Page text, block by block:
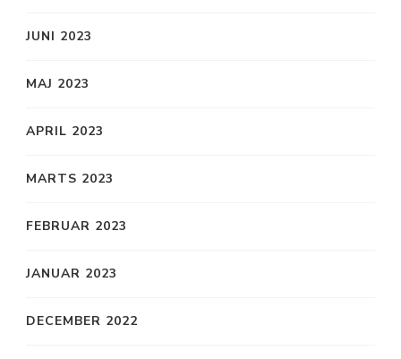
JUNI 2023
MAJ 2023
APRIL 2023
MARTS 2023
FEBRUAR 2023
JANUAR 2023
DECEMBER 2022